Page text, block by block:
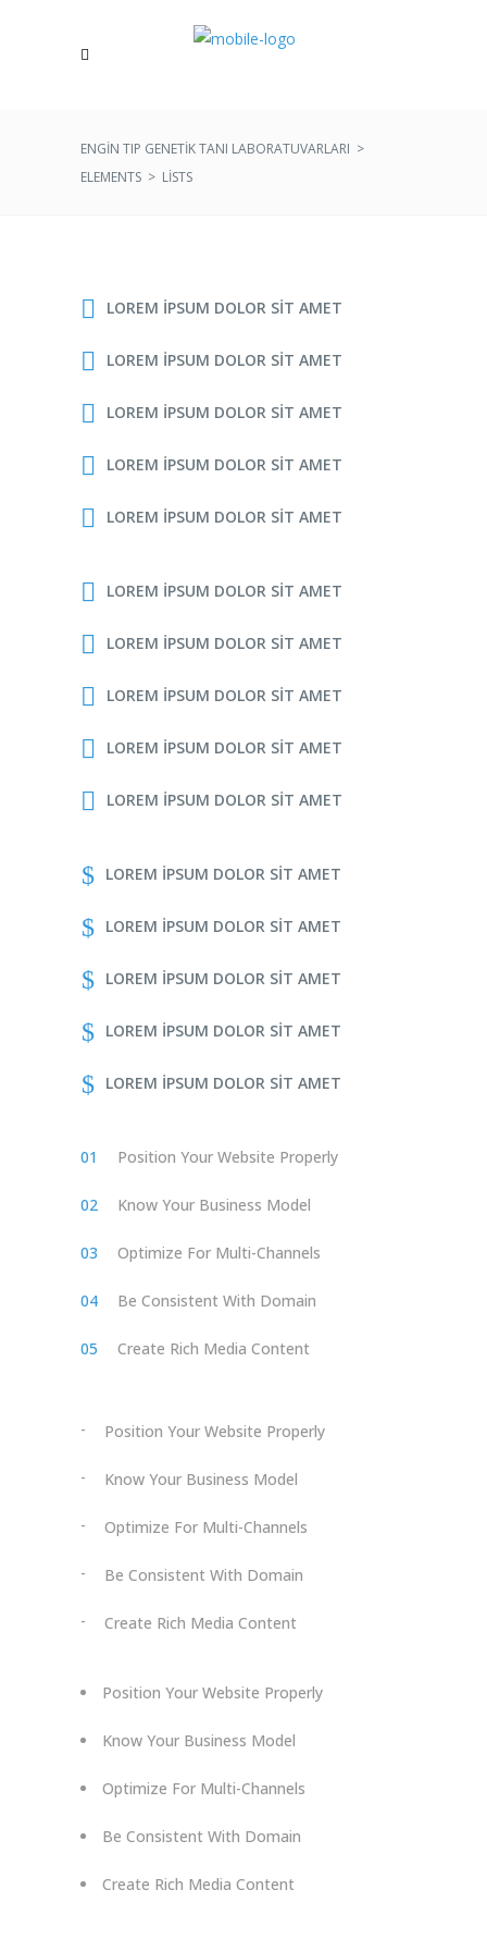
ENGIN TIP GENETIK TANI LABORATUVARLARI >
ELEMENTS > LISTS
LOREM IPSUM DOLOR SIT AMET
LOREM IPSUM DOLOR SIT AMET
LOREM IPSUM DOLOR SIT AMET
LOREM IPSUM DOLOR SIT AMET
LOREM IPSUM DOLOR SIT AMET
LOREM IPSUM DOLOR SIT AMET
LOREM IPSUM DOLOR SIT AMET
LOREM IPSUM DOLOR SIT AMET
LOREM IPSUM DOLOR SIT AMET
LOREM IPSUM DOLOR SIT AMET
LOREM IPSUM DOLOR SIT AMET
LOREM IPSUM DOLOR SIT AMET
LOREM IPSUM DOLOR SIT AMET
LOREM IPSUM DOLOR SIT AMET
LOREM IPSUM DOLOR SIT AMET
Position Your Website Properly
Know Your Business Model
Optimize For Multi-Channels
Be Consistent With Domain
Create Rich Media Content
Position Your Website Properly
Know Your Business Model
Optimize For Multi-Channels
Be Consistent With Domain
Create Rich Media Content
Position Your Website Properly
Know Your Business Model
Optimize For Multi-Channels
Be Consistent With Domain
Create Rich Media Content